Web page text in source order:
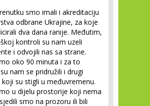
smo imali i akreditaciju
odbrane Ukrajine, za koje
dva dana ranije. Međutim,
kontroli su nam uzeli
i odvojili nas sa strane.
oko 90 minuta i za to
nam se pridružili i drugi
su stigli u međuvremenu.
u dijelu prostorije koji nema
smo na prozoru ili bili